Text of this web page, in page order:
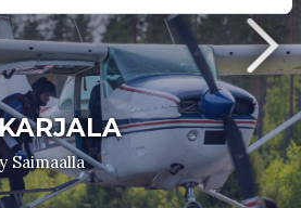
Saimaalla